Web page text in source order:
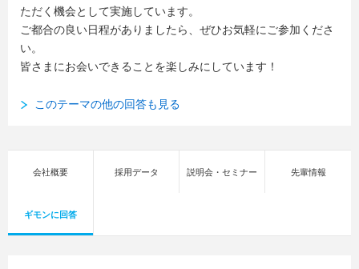
ただく機会として実施しています。
ご都合の良い日程がありましたら、ぜひお気軽にご参加くださ
い。
皆さまにお会いできることを楽しみにしています！
このテーマの他の回答も見る
会社概要 採用データ 説明会・セミナー 先輩情報
ギモンに回答